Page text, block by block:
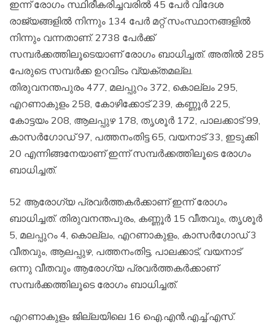
ഇന്ന് രോഗം സ്ഥിരീകരിച്ചവരില്‍ 45 പേര്‍ വിദേശ
രാജ്യങ്ങളില്‍ നിന്നും 134 പേര്‍ മറ്റ് സംസ്ഥാനങ്ങളില്‍
നിന്നും വന്നതാണ്. 2738 പേര്‍ക്ക്
സമ്പര്‍ക്കത്തിലൂടെയാണ് രോഗം ബാധിച്ചത്. അതില്‍ 285
പേരുടെ സമ്പര്‍ക്ക ഉറവിടം വ്യക്തമല്ല.
തിരുവനന്തപുരം 477, മലപ്പുറം 372, കൊല്ലം 295,
എറണാകുളം 258, കോഴിക്കോട് 239, കണ്ണൂര്‍ 225,
കോട്ടയം 208, ആലപ്പുഴ 178, തൃശൂര്‍ 172, പാലക്കാട് 99,
കാസര്‍ഗോഡ് 97, പത്തനംതിട്ട 65, വയനാട് 33, ഇടുക്കി
20 എന്നിങ്ങനേയാണ് ഇന്ന് സമ്പര്‍ക്കത്തിലൂടെ രോഗം
ബാധിച്ചത്.
52 ആരോഗ്യ പ്രവര്‍ത്തകര്‍ക്കാണ് ഇന്ന് രോഗം
ബാധിച്ചത്. തിരുവനന്തപുരം, കണ്ണൂര്‍ 15 വീതവും, തൃശൂര്‍
5, മലപ്പുറം 4, കൊല്ലം, എറണാകുളം, കാസര്‍ഗോഡ് 3
വീതവും, ആലപ്പുഴ, പത്തനംതിട്ട, പാലക്കാട്, വയനാട്
ഒന്നു വീതവും ആരോഗ്യ പ്രവര്‍ത്തകര്‍ക്കാണ്
സമ്പര്‍ക്കത്തിലൂടെ രോഗം ബാധിച്ചത്.
എറണാകുളം ജില്ലയിലെ 16 ഐ.എന്‍.എച്ച്.എസ്.